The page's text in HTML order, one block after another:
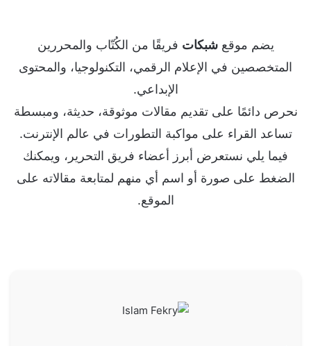
يضم موقعشبكات فريقًا من الكُتّاب والمحررين
المتخصصين في الإعلام الرقمي، التكنولوجيا، والمحتوى
الإبداعي.
نحرص دائمًا على تقديم مقالات موثوقة، حديثة، ومبسطة
تساعد القراء على مواكبة التطورات في عالم الإنترنت.
فيما يلي نستعرض أبرز أعضاء فريق التحرير، ويمكنك
الضغط على صورة أو اسم أي منهم لمتابعة مقالاته على
الموقع.